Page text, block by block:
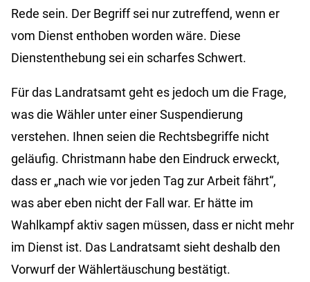
Rede sein. Der Begriff sei nur zutreffend, wenn er
vom Dienst enthoben worden wäre. Diese
Dienstenthebung sei ein scharfes Schwert.
Für das Landratsamt geht es jedoch um die Frage,
was die Wähler unter einer Suspendierung
verstehen. Ihnen seien die Rechtsbegriffe nicht
geläufig. Christmann habe den Eindruck erweckt,
dass er „nach wie vor jeden Tag zur Arbeit fährt“,
was aber eben nicht der Fall war. Er hätte im
Wahlkampf aktiv sagen müssen, dass er nicht mehr
im Dienst ist. Das Landratsamt sieht deshalb den
Vorwurf der Wählertäuschung bestätigt.